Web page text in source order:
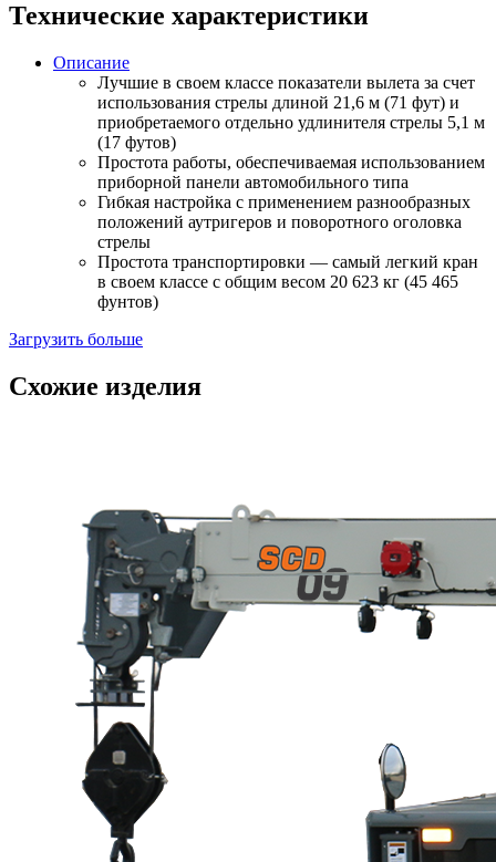
Технические характеристики
Описание
Лучшие в своем классе показатели вылета за счет
использования стрелы длиной 21,6 м (71 фут) и
приобретаемого отдельно удлинителя стрелы 5,1 м
(17 футов)
Простота работы, обеспечиваемая использованием
приборной панели автомобильного типа
Гибкая настройка с применением разнообразных
положений аутригеров и поворотного оголовка
стрелы
Простота транспортировки — самый легкий кран
в своем классе с общим весом 20 623 кг (45 465
фунтов)
Загрузить больше
Схожие изделия